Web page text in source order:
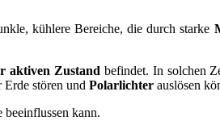
kühlere Bereiche, die durch starke
aktiven Zustand befindet. In solchen
stören und Polarlichter auslösen
kann.